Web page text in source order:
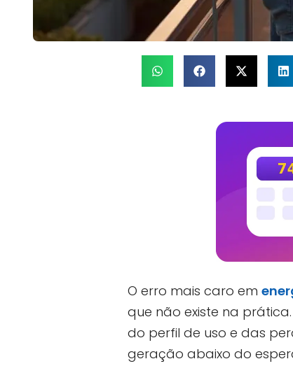
O erro mais caro em
que não existe na prática.
do perfil de uso e das
geração abaixo do